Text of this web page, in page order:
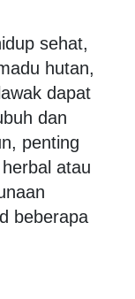
sehat,
hutan,
dapat
dan
penting
atau
beberapa